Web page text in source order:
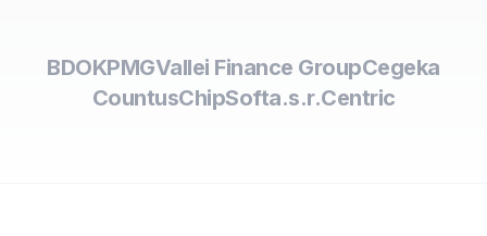
BDOKPMGVallei Finance GroupCegeka
CountusChipSofta.s.r.Centric